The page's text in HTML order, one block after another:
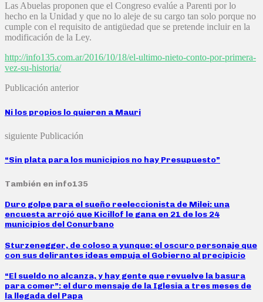
Las Abuelas proponen que el Congreso evalúe a Parenti por lo
hecho en la Unidad y que no lo aleje de su cargo tan solo porque no
cumple con el requisito de antigüedad que se pretende incluir en la
modificación de la Ley.
http://info135.com.ar/2016/10/18/el-ultimo-nieto-conto-por-primera-
vez-su-historia/
Publicación anterior
Ni los propios lo quieren a Mauri
siguiente Publicación
“Sin plata para los municipios no hay Presupuesto”
También en info135
Duro golpe para el sueño reeleccionista de Milei: una
encuesta arrojó que Kicillof le gana en 21 de los 24
municipios del Conurbano
Sturzenegger, de coloso a yunque: el oscuro personaje que
con sus delirantes ideas empuja el Gobierno al precipicio
“El sueldo no alcanza, y hay gente que revuelve la basura
para comer”: el duro mensaje de la Iglesia a tres meses de
la llegada del Papa